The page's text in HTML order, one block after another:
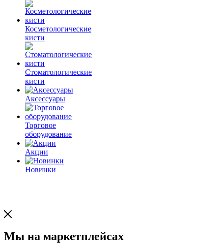
Косметологические
кисти
Стоматологические
кисти
Аксессуары
Торговое
оборудование
Акции
Новинки
Мы на маркетплейсах